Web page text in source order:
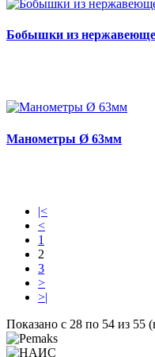
Бобышки из
Манометры Ø 63мм
|<
<
1
2
3
>
>|
Показано с 28 по 54 из 55